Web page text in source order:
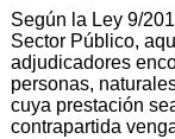
Según la Ley 9/
Sector Público,
adjudicadores
personas,
cuya prestación
contrapartida